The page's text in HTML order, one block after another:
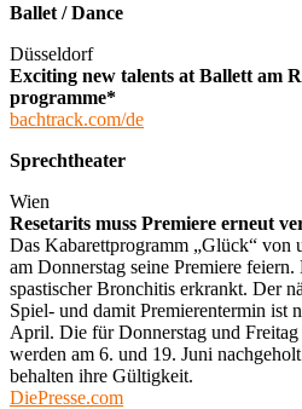
Ballet / Dance
Düsseldorf
Exciting new talents at Ballett am
programme*
bachtrack.com/de
Sprechtheater
Wien
Resetarits muss Premiere erneut
Das Kabarettprogramm „Glück“ von
am Donnerstag seine Premiere
spastischer Bronchitis erkrankt. Der
Spiel- und damit Premierentermin ist
April. Die für Donnerstag und Freitag
werden am 6. und 19. Juni
behalten ihre Gültigkeit.
DiePresse.com